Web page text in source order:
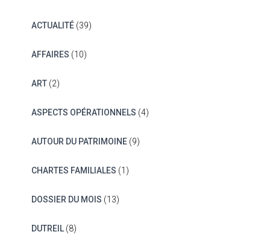
ACTUALITÉ(39)
AFFAIRES (10)
ART(2)
ASPECTS OPÉRATIONNELS (4)
AUTOUR DU PATRIMOINE(9)
CHARTES FAMILIALES (1)
DOSSIER DU MOIS (13)
DUTREIL(8)